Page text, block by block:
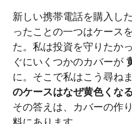
新しい携帯電話を購入し
ったことの一つはケース
た。私は投資を守りたか
ぐにいくつかのカバーが
に。そこで私はこう尋ね
のケースはなぜ黄色くな
その答えは、カバーの作